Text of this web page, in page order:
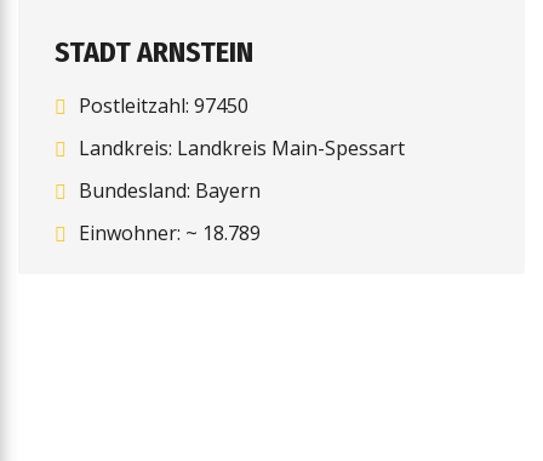
STADT ARNSTEIN
Postleitzahl: 97450
Landkreis: Landkreis Main-Spessart
Bundesland: Bayern
Einwohner: ~ 18.789